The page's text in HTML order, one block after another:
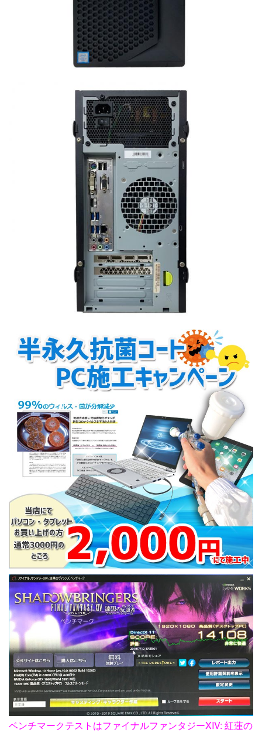
ベンチマークテストはファイナルファンタジーXIV: 紅蓮の